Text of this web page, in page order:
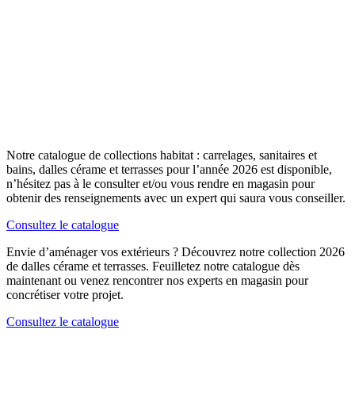
Notre catalogue de collections habitat : carrelages, sanitaires et
bains, dalles cérame et terrasses pour l’année 2026 est disponible,
n’hésitez pas à le consulter et/ou vous rendre en magasin pour
obtenir des renseignements avec un expert qui saura vous conseiller.
Consultez le catalogue
Envie d’aménager vos extérieurs ? Découvrez notre collection 2026
de dalles cérame et terrasses. Feuilletez notre catalogue dès
maintenant ou venez rencontrer nos experts en magasin pour
concrétiser votre projet.
Consultez le catalogue